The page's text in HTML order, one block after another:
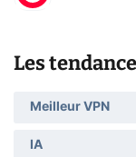
Les
Meilleur VPN
IA